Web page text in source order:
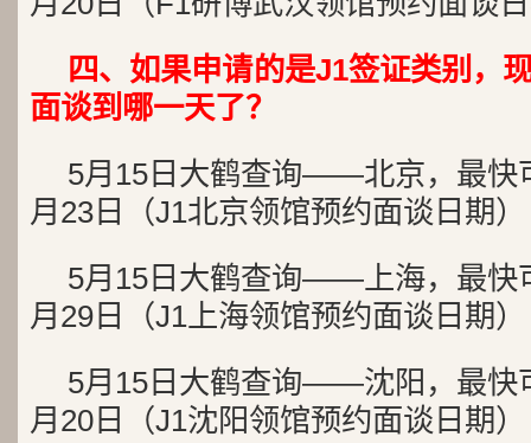
四、如果申请的是J1签证类别，
面谈到哪一天了？
5月15日大鹤查询——北京，最快
月23日（J1北京领馆预约面谈日期）
5月15日大鹤查询——上海，最快
月29日（J1上海领馆预约面谈日期）
5月15日大鹤查询——沈阳，最快
月20日（J1沈阳领馆预约面谈日期）